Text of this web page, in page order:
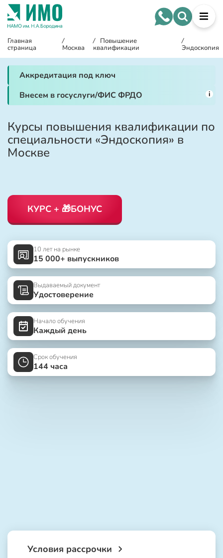
Главная
страница
/
Москва
/ Повышение
квалификации
/
Эндоскопия
Аккредитация под ключ
Внесем в госуслуги/ФИС ФРДО
i
Курсы повышения квалификации по
специальности «Эндоскопия» в
Москве
КУРС + 🎁БОНУС
10 лет на рынке
15 000+ выпускников
Выдаваемый документ
Удостоверение
Начало обучения
Каждый день
Срок обучения
144 часа
Условия рассрочки